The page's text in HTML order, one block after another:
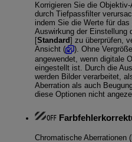
Korrigieren Sie die
durch Tiefpassfilter
indem Sie die Werte für
Auswirkung der Einstellung
[Standard] zu überprüfen,
Ansicht (
). Ohne
angewendet, wenn digitale
eingestellt ist. Durch die
werden Bilder verarbeitet,
Aberration als auch
diese Optionen nicht
Chromatische Aberrationen